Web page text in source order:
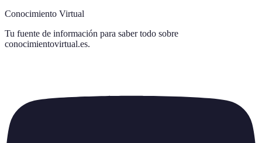
Conocimiento Virtual
Tu fuente de información para saber todo sobre
conocimientovirtual.es.